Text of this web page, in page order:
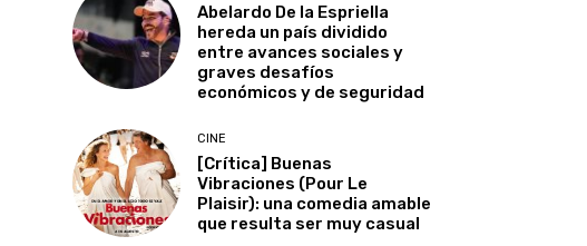
Abelardo De la Espriella
hereda un país dividido
entre avances sociales y
graves desafíos
económicos y de seguridad
CINE
[Crítica] Buenas
Vibraciones (Pour Le
Plaisir): una comedia amable
que resulta ser muy casual